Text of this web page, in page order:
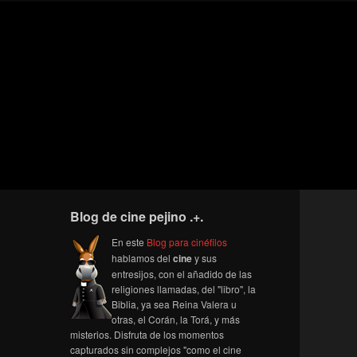
Blog de cine pejino .+.
En este Blog para cinéfilos
hablamos del ciney sus
entresijos, con el añadido de las
religiones llamadas, del "libro", la
Biblia, ya sea Reina Valera u
otras, el Corán, la Torá, y más
misterios. Disfruta de los momentos
capturados sin complejos "como el cine